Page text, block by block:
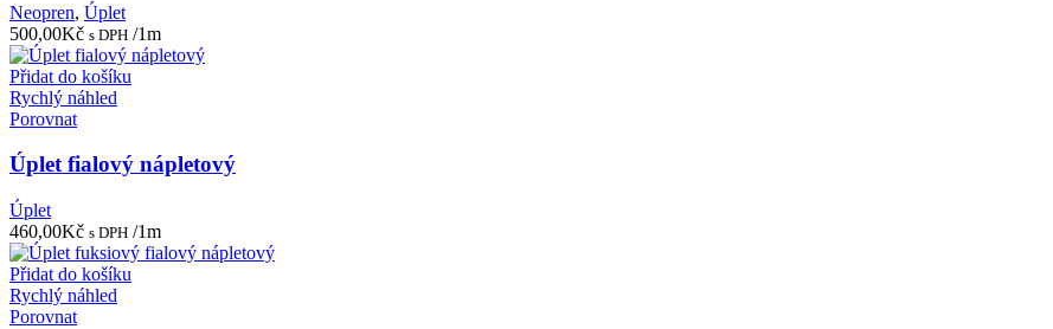
Neopren, Úplet
500,00Kč s DPH /1m
Přidat do košíku
Rychlý náhled
Porovnat
Úplet fialový nápletový
Úplet
460,00Kč s DPH /1m
Přidat do košíku
Rychlý náhled
Porovnat